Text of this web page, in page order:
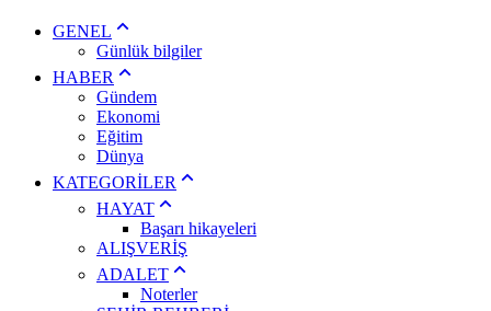
GENEL
Günlük bilgiler
HABER
Gündem
Ekonomi
Eğitim
Dünya
KATEGORİLER
HAYAT
Başarı hikayeleri
ALIŞVERİŞ
ADALET
Noterler